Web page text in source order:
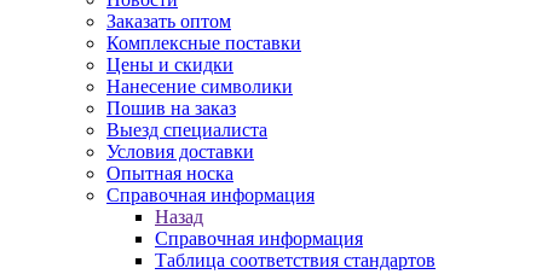
Заказать оптом
Комплексные поставки
Цены и скидки
Нанесение символики
Пошив на заказ
Выезд специалиста
Условия доставки
Опытная носка
Справочная информация
Назад
Справочная информация
Таблица соответствия стандартов